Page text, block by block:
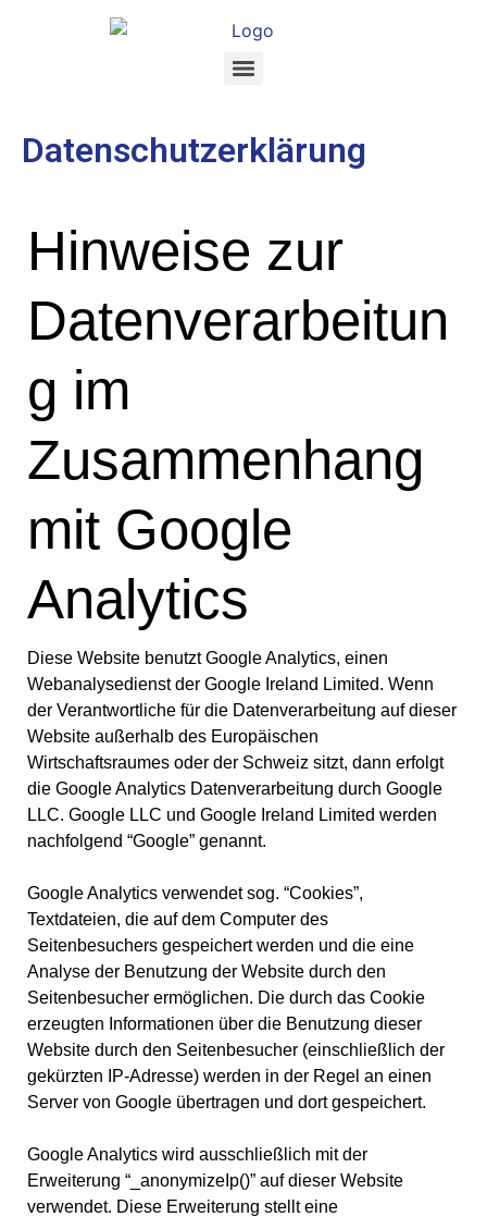
Datenschutzerklärung
Hinweise zur
Datenverarbeitun
g im
Zusammenhang
mit Google
Analytics
Diese Website benutzt Google Analytics, einen
Webanalysedienst der Google Ireland Limited. Wenn
der Verantwortliche für die Datenverarbeitung auf dieser
Website außerhalb des Europäischen
Wirtschaftsraumes oder der Schweiz sitzt, dann erfolgt
die Google Analytics Datenverarbeitung durch Google
LLC. Google LLC und Google Ireland Limited werden
nachfolgend “Google” genannt.
Google Analytics verwendet sog. “Cookies”,
Textdateien, die auf dem Computer des
Seitenbesuchers gespeichert werden und die eine
Analyse der Benutzung der Website durch den
Seitenbesucher ermöglichen. Die durch das Cookie
erzeugten Informationen über die Benutzung dieser
Website durch den Seitenbesucher (einschließlich der
gekürzten IP-Adresse) werden in der Regel an einen
Server von Google übertragen und dort gespeichert.
Google Analytics wird ausschließlich mit der
Erweiterung “_anonymizeIp()” auf dieser Website
verwendet. Diese Erweiterung stellt eine